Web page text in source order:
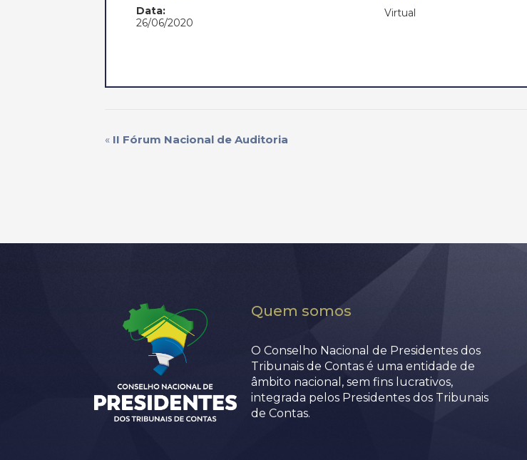
Data:
26/06/2020
Virtual
« II Fórum Nacional de Auditoria
Quem somos
O Conselho Nacional de Presidentes dos
Tribunais de Contas é uma entidade de
âmbito nacional, sem fins lucrativos,
integrada pelos Presidentes dos Tribunais
de Contas.